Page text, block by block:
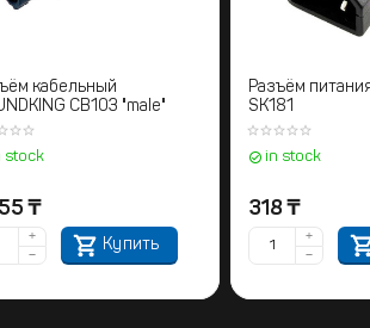
кабельный
CB103 "male"
stock
₸
Купить
+
−
Разъём
SK181
in stock
318 ₸
+
−